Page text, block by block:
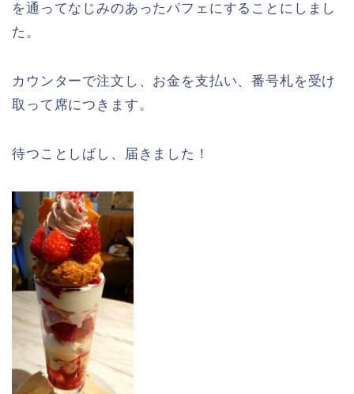
を通ってなじみのあったパフェにすることにしまし
た。
カウンターで注文し、お金を支払い、番号札を受け
取って席につきます。
待つことしばし、届きました！